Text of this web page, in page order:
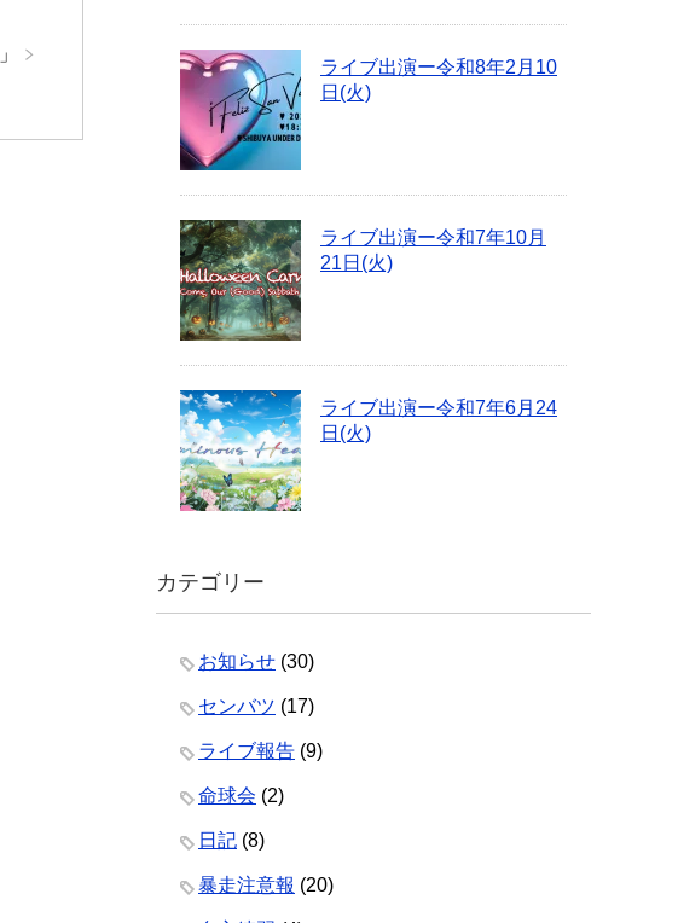
」
ライブ出演ー令和8年2月10
日(火)
ライブ出演ー令和7年10月
21日(火)
ライブ出演ー令和7年6月24
日(火)
カテゴリー
お知らせ (30)
センバツ (17)
ライブ報告 (9)
命球会 (2)
日記 (8)
暴走注意報 (20)